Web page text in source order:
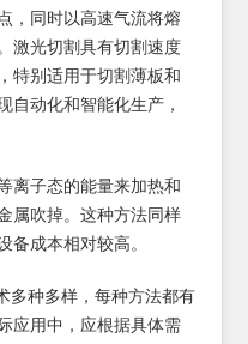
，同时以高速气流将熔
激光切割具有切割速度
特别适用于切割薄板和
自动化和智能化生产，
离子态的能量来加热和
属吹掉。这种方法同样
备成本相对较高。
多种多样，每种方法都有
应用中，应根据具体需